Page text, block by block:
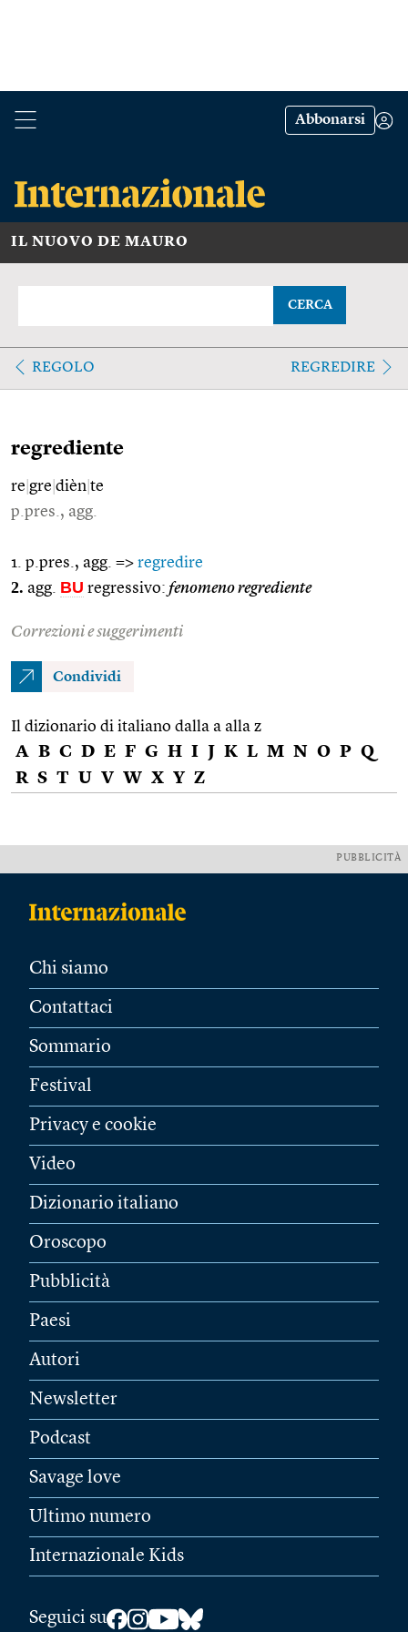
Abbonarsi
IL NUOVO DE MAURO
CERCA
REGOLO REGREDIRE
regrediente
re gre dièn te
p.pres., agg.
1. p.pres., agg. => regredire
2. agg. BU regressivo: fenomeno regrediente
Correzioni e suggerimenti
Condividi
Il dizionario di italiano dalla a alla z
A B C D E F G H I J K L M N O P Q
R S T U V W X Y Z
PUBBLICITÀ
Chi siamo
Contattaci
Sommario
Festival
Privacy e cookie
Video
Dizionario italiano
Oroscopo
Pubblicità
Paesi
Autori
Newsletter
Podcast
Savage love
Ultimo numero
Internazionale Kids
Seguici su